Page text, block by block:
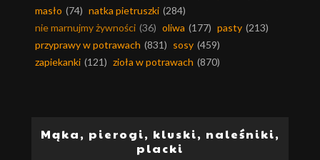
masło (74) natka pietruszki (284)
nie marnujmy żywności (36) oliwa (177) pasty (213)
przyprawy w potrawach (831) sosy (459)
zapiekanki (121) zioła w potrawach (870)
Mąka, pierogi, kluski, naleśniki,
placki